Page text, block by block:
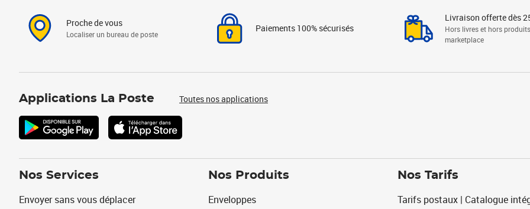
Proche de vous
Localiser un bureau de poste
Paiements 100% sécurisés
Livraison offerte dès
Hors livres et hors produits
marketplace
Applications La Poste Toutes nos applications
Nos Services
Envoyer sans vous déplacer
Nos Produits
Enveloppes
Nos Tarifs
Tarifs postaux | Catalogue